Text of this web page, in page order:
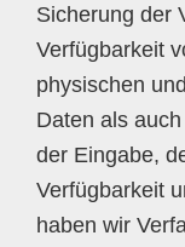
Sicherung der
Verfügbarkeit
physischen
Daten als
der Eingabe,
Verfügbarkeit
haben wir